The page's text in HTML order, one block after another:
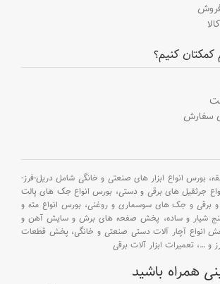
کمکتان کنیم؟
سفارش
بورس انواع ابزار های صنعتی و خانگی شامل دریل-فرز-
جرثقیل های برقی و دستی، بورس انواع جک های پالت
برقی و جک های سوسماری و روغنی، بورس انواع مته و
شیار و ساده، پخش صفحه های برش و سایش آهن و
انواع آچار آلات دستی صنعتی و خانگی، پخش قطعات
و …، تعمیرات ابزار آلات برقی
همراه باشید